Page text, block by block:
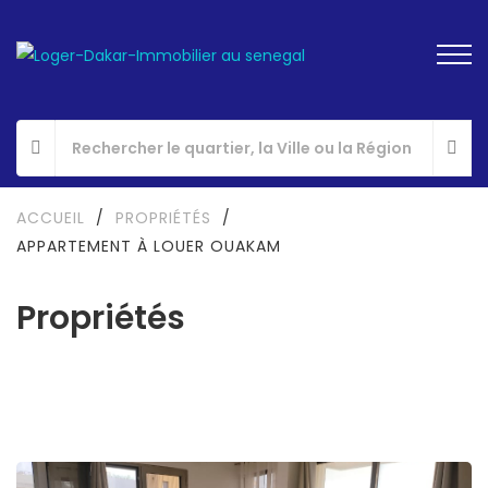
Propriétés
ACCUEIL / PROPRIÉTÉS
/
APPARTEMENT À LOUER OUAKAM